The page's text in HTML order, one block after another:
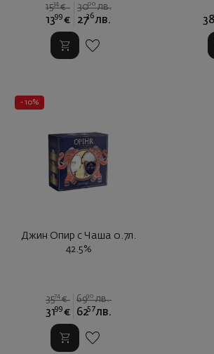
1534 € 3000 лв.
1399 € 2736 лв. 38
- 10%
Джин Опир с Чаша 0.7л.
42.5%
3574 € 6990 лв.
3199 € 6257 лв.